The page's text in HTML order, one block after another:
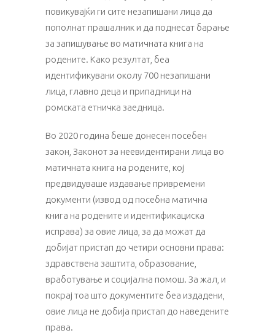
повикувајќи ги сите незапишани лица да
пополнат прашалник и да поднесат барање
за запишување во матичната книга на
родените. Како резултат, беа
идентификувани околу 700 незапишани
лица, главно деца и припадници на
ромската етничка заедница.
Во 2020 година беше донесен посебен
закон, Законот за неевидентирани лица во
матичната книга на родените, кој
предвидуваше издавање привремени
документи (извод од посебна матична
книга на родените и идентификациска
исправа) за овие лица, за да можат да
добијат пристап до четири основни права:
здравствена заштита, образование,
вработување и социјална помош. За жал, и
покрај тоа што документите беа издадени,
овие лица не добија пристап до наведените
права.